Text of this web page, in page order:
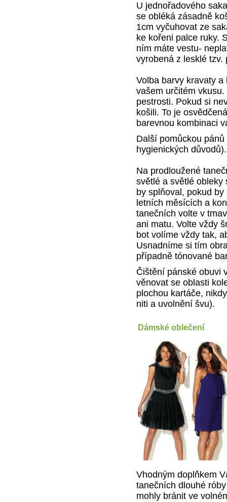
U jednořadového
se obléká zásadně
1cm vyčuhovat ze
ke kořeni palce ruky.
ním máte vestu-
vyrobená z lesklé tzv.
Volba barvy kravaty
vašem určitém
pestrosti. Pokud si
košili. To je
barevnou kombinaci
Další pomůckou
hygienických důvodů).
Na prodloužené
světlé a světlé obleky
by splňoval, pokud
letních měsících a
tanečních volte v
ani matu. Volte vždy
bot volíme vždy tak,
Usnadníme si tím
případně tónované
Čištění pánské obuvi
věnovat se oblasti
plochou kartáče,
niti a uvolnění švu).
Dámské oblečení
Vhodným doplňkem
tanečních dlouhé
mohly bránit ve